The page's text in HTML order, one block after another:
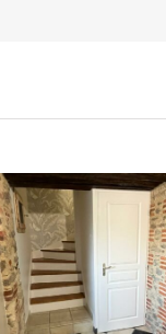
Papier
peintures